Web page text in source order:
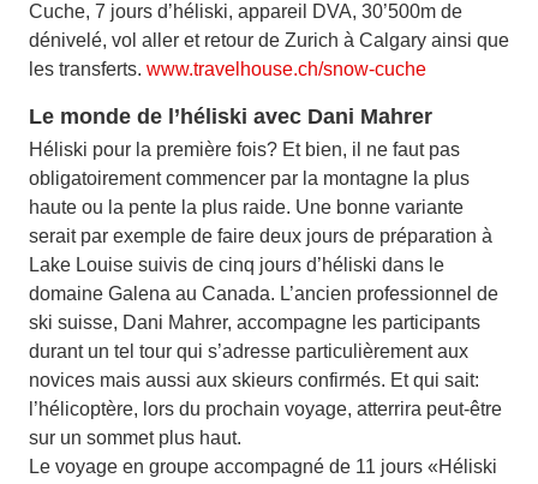
Cuche, 7 jours d’héliski, appareil DVA, 30’500m de
dénivelé, vol aller et retour de Zurich à Calgary ainsi que
les transferts. www.travelhouse.ch/snow-cuche
Le monde de l’héliski avec Dani Mahrer
Héliski pour la première fois? Et bien, il ne faut pas
obligatoirement commencer par la montagne la plus
haute ou la pente la plus raide. Une bonne variante
serait par exemple de faire deux jours de préparation à
Lake Louise suivis de cinq jours d’héliski dans le
domaine Galena au Canada. L’ancien professionnel de
ski suisse, Dani Mahrer, accompagne les participants
durant un tel tour qui s’adresse particulièrement aux
novices mais aussi aux skieurs confirmés. Et qui sait:
l’hélicoptère, lors du prochain voyage, atterrira peut-être
sur un sommet plus haut.
Le voyage en groupe accompagné de 11 jours «Héliski